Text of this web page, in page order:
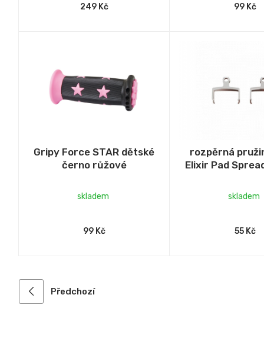
249 Kč 99 Kč
Gripy Force STAR dětské
černo růžové
skladem
99 Kč
rozpěrná
Elixir Pad
skladem
55 Kč
Předchozí